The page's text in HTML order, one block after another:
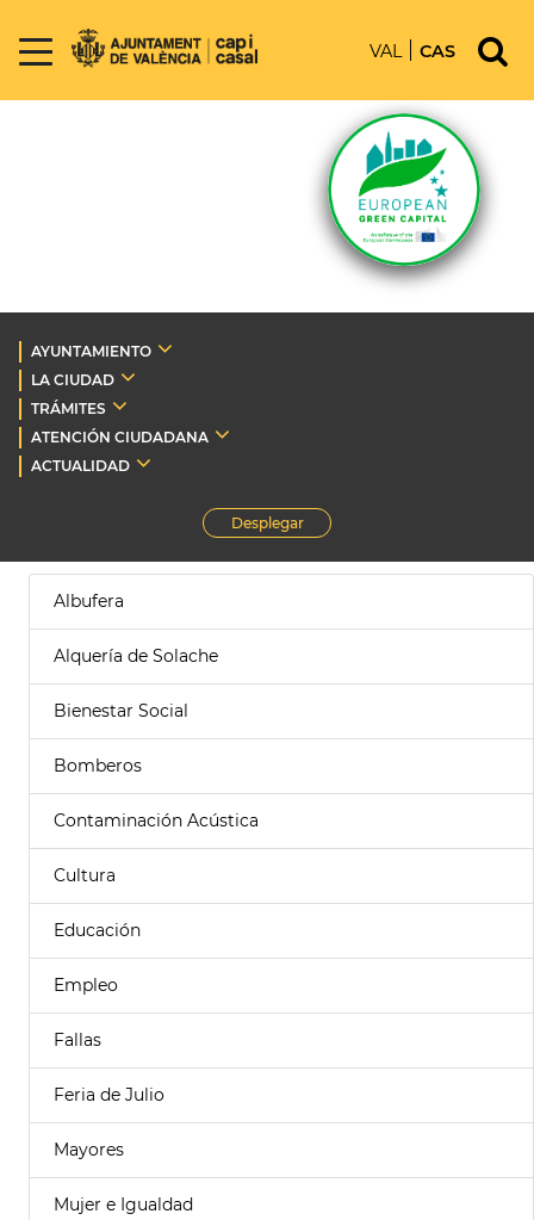
VAL CAS
AYUNTAMIENTO
LA CIUDAD
TRÁMITES
ATENCIÓN CIUDADANA
ACTUALIDAD
Desplegar
Albufera
Alquería de Solache
Bienestar Social
Bomberos
Contaminación Acústica
Cultura
Educación
Empleo
Fallas
Feria de Julio
Mayores
Mujer e Igualdad